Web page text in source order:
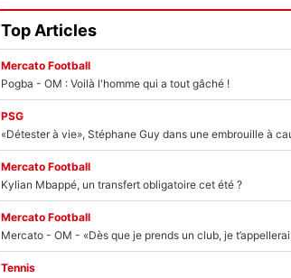
Top Articles
Mercato Football
Pogba - OM : Voilà l'homme qui a tout gâché !
PSG
Mercato Football
Kylian Mbappé, un transfert obligatoire cet été ?
Mercato Football
Tennis